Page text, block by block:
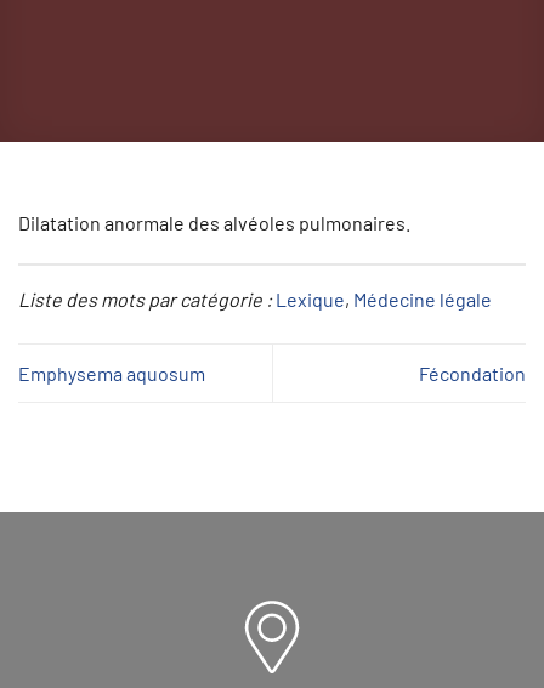
Dilatation anormale des alvéoles pulmonaires.
Liste des mots par catégorie : Lexique, Médecine légale
Emphysema aquosum Fécondation